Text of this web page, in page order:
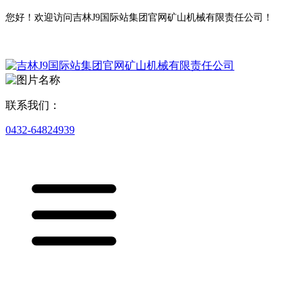
您好！欢迎访问吉林J9国际站集团官网矿山机械有限责任公司！
联系我们：
0432-64824939